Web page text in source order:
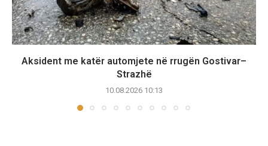
Aksident me katër automjete në rrugën Gostivar–
Strazhë
10.08.2026 10:13